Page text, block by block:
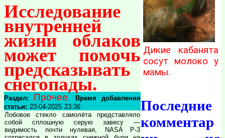
Исследование
внутренней
жизни облаков
может помочь
предсказывать
снегопады.
Раздел: Прочее
Время добавления
статьи: 23-04-2025 23:36
Лобовое стекло самолёта представляло
собой сплошную серую завесу —
видимость почти нулевая, NASA P-3
Дикие кабанята
сосут молоко у
мамы.
Последние
комментар